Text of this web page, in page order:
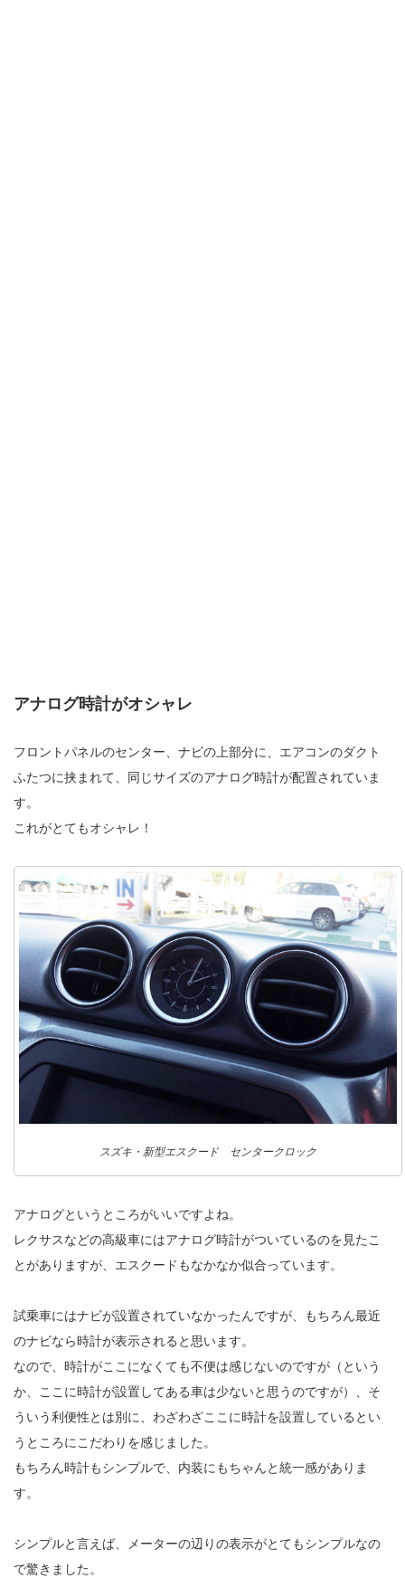
アナログ時計がオシャレ
フロントパネルのセンター、ナビの上部分に、エアコンのダクト
ふたつに挟まれて、同じサイズのアナログ時計が配置されていま
す。
これがとてもオシャレ！
スズキ・新型エスクード センタークロック
アナログというところがいいですよね。
レクサスなどの高級車にはアナログ時計がついているのを見たこ
とがありますが、エスクードもなかなか似合っています。
試乗車にはナビが設置されていなかったんですが、もちろん最近
のナビなら時計が表示されると思います。
なので、時計がここになくても不便は感じないのですが（という
か、ここに時計が設置してある車は少ないと思うのですが）、そ
ういう利便性とは別に、わざわざここに時計を設置しているとい
うところにこだわりを感じました。
もちろん時計もシンプルで、内装にもちゃんと統一感がありま
す。
シンプルと言えば、メーターの辺りの表示がとてもシンプルなの
で驚きました。